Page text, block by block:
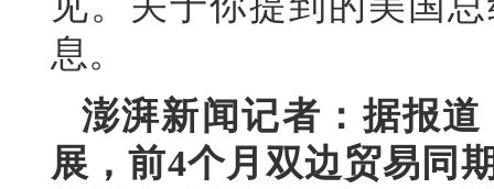
息。
澎湃新闻记者：据报
展，前4个月双边贸易同